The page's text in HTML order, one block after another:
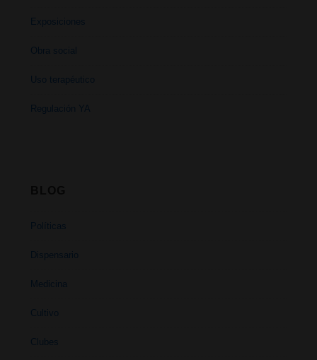
Exposiciones
Obra social
Uso terapéutico
Regulación YA
Políticas
Dispensario
Medicina
Cultivo
Clubes